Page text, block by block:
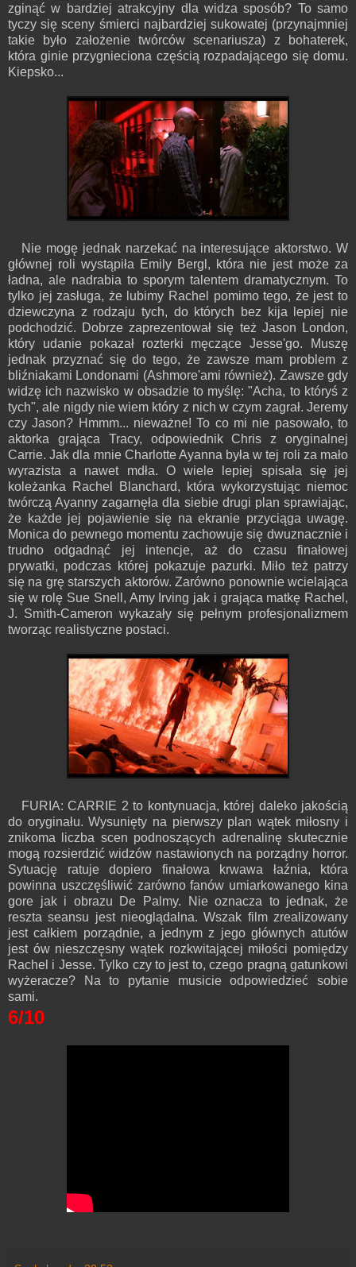
zginąć w bardziej atrakcyjny dla widza sposób? To samo
tyczy się sceny śmierci najbardziej sukowatej (przynajmniej
takie było założenie twórców scenariusza) z bohaterek,
która ginie przygnieciona częścią rozpadającego się domu.
Kiepsko...
Nie mogę jednak narzekać na interesujące aktorstwo. W
głównej roli wystąpiła Emily Bergl, która nie jest może za
ładna, ale nadrabia to sporym talentem dramatycznym. To
tylko jej zasługa, że lubimy Rachel pomimo tego, że jest to
dziewczyna z rodzaju tych, do których bez kija lepiej nie
podchodzić. Dobrze zaprezentował się też Jason London,
który udanie pokazał rozterki męczące Jesse'go. Muszę
jednak przyznać się do tego, że zawsze mam problem z
bliźniakami Londonami (Ashmore'ami również). Zawsze gdy
widzę ich nazwisko w obsadzie to myślę: "Acha, to któryś z
tych", ale nigdy nie wiem który z nich w czym zagrał. Jeremy
czy Jason? Hmmm... nieważne! To co mi nie pasowało, to
aktorka grająca Tracy, odpowiednik Chris z oryginalnej
Carrie. Jak dla mnie Charlotte Ayanna była w tej roli za mało
wyrazista a nawet mdła. O wiele lepiej spisała się jej
koleżanka Rachel Blanchard, która wykorzystując niemoc
twórczą Ayanny zagarnęła dla siebie drugi plan sprawiając,
że każde jej pojawienie się na ekranie przyciąga uwagę.
Monica do pewnego momentu zachowuje się dwuznacznie i
trudno odgadnąć jej intencje, aż do czasu finałowej
prywatki, podczas której pokazuje pazurki. Miło też patrzy
się na grę starszych aktorów. Zarówno ponownie wcielająca
się w rolę Sue Snell, Amy Irving jak i grająca matkę Rachel,
J. Smith-Cameron wykazały się pełnym profesjonalizmem
tworząc realistyczne postaci.
FURIA: CARRIE 2 to kontynuacja, której daleko jakością
do oryginału. Wysunięty na pierwszy plan wątek miłosny i
znikoma liczba scen podnoszących adrenalinę skutecznie
mogą rozsierdzić widzów nastawionych na porządny horror.
Sytuację ratuje dopiero finałowa krwawa łaźnia, która
powinna uszczęśliwić zarówno fanów umiarkowanego kina
gore jak i obrazu De Palmy. Nie oznacza to jednak, że
reszta seansu jest nieoglądalna. Wszak film zrealizowany
jest całkiem porządnie, a jednym z jego głównych atutów
jest ów nieszczęsny wątek rozkwitającej miłości pomiędzy
Rachel i Jesse. Tylko czy to jest to, czego pragną gatunkowi
wyżeracze? Na to pytanie musicie odpowiedzieć sobie
sami.
6/10